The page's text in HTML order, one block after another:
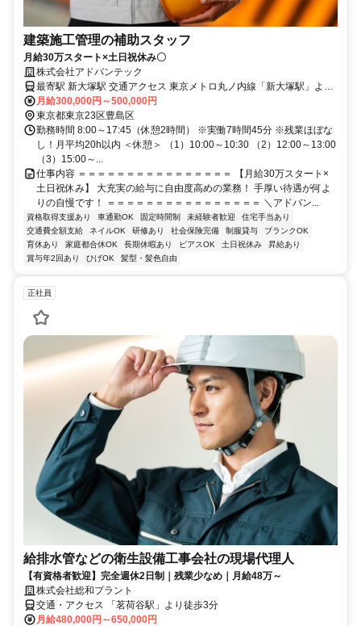
建築施工管理の補助スタッフ
月給30万スタート×土日祝休み〇
株式会社アドバンテック
最寄駅 新大塚駅 交通アクセス 東京メトロ丸ノ内線「新大塚駅」より
月給300,000円～500,000円
東京都東京23区豊島区
勤務時間 8:00～17:45（休憩2時間） ※実働7時間45分 ※残業ほぼな
し！月平均20h以内 ＜休憩＞ （1）10:00～10:30 （2）12:00～13:00
（3）15:00～...
仕事内容 ＝＝＝＝＝＝＝＝＝＝＝＝＝＝＝＝ 【月給30万スタート×
土日祝休み】 大充実の給与に自由度高めの業務！ 手厚い待遇が何よ
りの自慢です！ ＝＝＝＝＝＝＝＝＝＝＝＝＝＝＝＝ ＼アドバン...
資格取得支援あり 車通勤OK 固定時間制 未経験者歓迎
住宅手当あり
交通費全額支給
ネイルOK 研修あり 社会保険完備 制服貸与
ブランクOK
育休あり
家庭都合休OK 長期休暇あり ピアスOK 土日祝休み
昇給あり
賞与年2回あり
ひげOK 髪型・髪色自由
正社員
給排水管などの衛生設備工事会社の現場代理人
【有資格者歓迎】完全週休2日制｜残業少なめ｜月給48万～
株式会社総和プラント
交通・アクセス 「茗荷谷駅」より徒歩3分
月給480,000円～650,000円